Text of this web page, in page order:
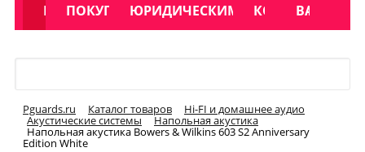
АКЦИИ
КАТАЛОГ
ПОКУПАТЕЛЯМЮРИДИЧЕСКИМ ЛИЦАМКОНТАКТЫ
УСЛУГИ
Pguards.ru Каталог товаров Hi-FI и домашнее аудио
Акустические системы Напольная акустика
Напольная акустика Bowers & Wilkins 603 S2 Anniversary
Edition White